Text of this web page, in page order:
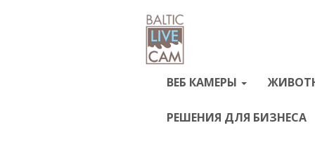
ВЕБ КАМЕРЫ
РЕШЕНИЯ ДЛЯ БИЗНЕСА